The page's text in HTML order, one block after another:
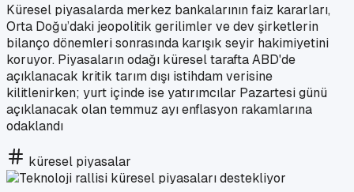
Küresel piyasalarda merkez bankalarının faiz kararları,
Orta Doğu’daki jeopolitik gerilimler ve dev şirketlerin
bilanço dönemleri sonrasında karışık seyir hakimiyetini
koruyor. Piyasaların odağı küresel tarafta ABD'de
açıklanacak kritik tarım dışı istihdam verisine
kilitlenirken; yurt içinde ise yatırımcılar Pazartesi günü
açıklanacak olan temmuz ayı enflasyon rakamlarına
odaklandı
küresel piyasalar